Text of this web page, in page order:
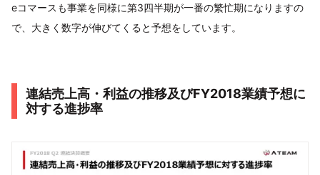
eコマースも事業を同様に第3四半期が一番の繁忙期になりますの
で、大きく数字が伸びてくると予想をしています。
連結売上高・利益の推移及びFY2018業績予想に
対する進捗率